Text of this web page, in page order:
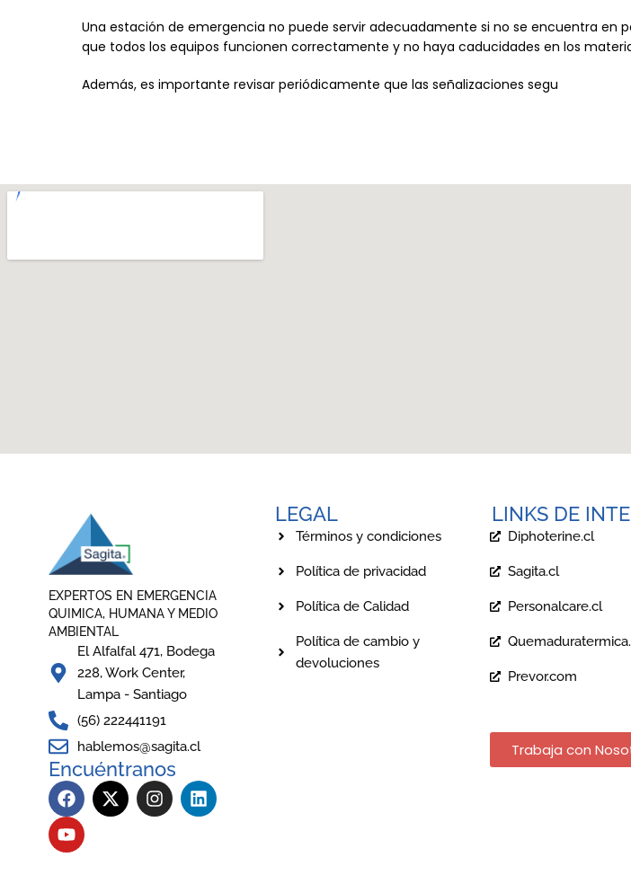
Una estación de emergencia no puede servir adecuadamente si no se encuentra en
que todos los equipos funcionen correctamente y no haya caducidades en los
Además, es importante revisar periódicamente que las señalizaciones segu
EXPERTOS EN EMERGENCIA
QUIMICA, HUMANA Y MEDIO
AMBIENTAL
El Alfalfal 471, Bodega
228, Work Center,
Lampa - Santiago
(56) 222441191
hablemos@sagita.cl
Encuéntranos
LEGAL
Términos y condiciones
Política de privacidad
Política de Calidad
Política de cambio y
devoluciones
LINKS DE
Diphoterine.cl
Sagita.cl
Personalcare.cl
Prevor.com
Trabaja con